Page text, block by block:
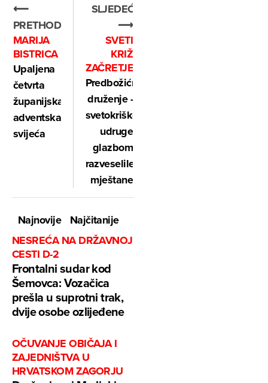
⟵
PRETHODNO
MARIJA
BISTRICA
Upaljena
četvrta
županijska
adventska
svijeća
SLJEDEĆE
⟶
SVETI
KRIŽ
ZAČRETJE
Predbožićno
druženje -
svetokriške
udruge
glazbom
razveselile
mještane
Najnovije
Najčitanije
NESREĆA NA DRŽAVNOJ
CESTI D-2
Frontalni sudar kod
Šemovca: Vozačica
prešla u suprotni trak,
dvije osobe ozlijeđene
OČUVANJE OBIČAJA I
ZAJEDNIŠTVA U
HRVATSKOM ZAGORJU